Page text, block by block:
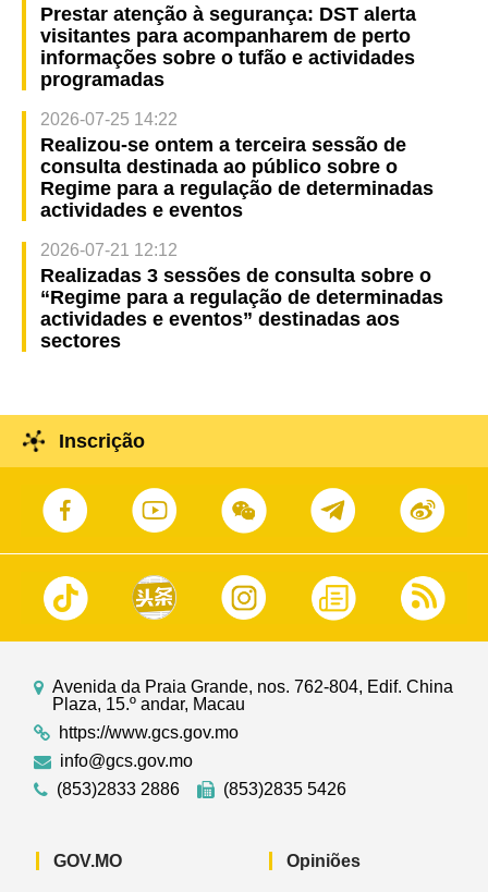
Prestar atenção à segurança: DST alerta
visitantes para acompanharem de perto
informações sobre o tufão e actividades
programadas
2026-07-25 14:22
Realizou-se ontem a terceira sessão de
consulta destinada ao público sobre o
Regime para a regulação de determinadas
actividades e eventos
2026-07-21 12:12
Realizadas 3 sessões de consulta sobre o
“Regime para a regulação de determinadas
actividades e eventos” destinadas aos
sectores
Inscrição
Avenida da Praia Grande, nos. 762-804, Edif. China
Plaza, 15.º andar, Macau
https://www.gcs.gov.mo
info@gcs.gov.mo
(853)2833 2886
(853)2835 5426
GOV.MO Opiniões